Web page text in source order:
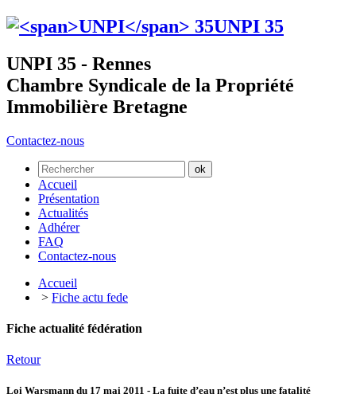
UNPI 35
UNPI 35 - Rennes
Chambre Syndicale de la Propriété
Immobilière Bretagne
Contactez-nous
Accueil
Présentation
Actualités
Adhérer
FAQ
Contactez-nous
Accueil
> Fiche actu fede
Fiche actualité fédération
Retour
Loi Warsmann du 17 mai 2011 - La fuite d’eau n’est plus une fatalité